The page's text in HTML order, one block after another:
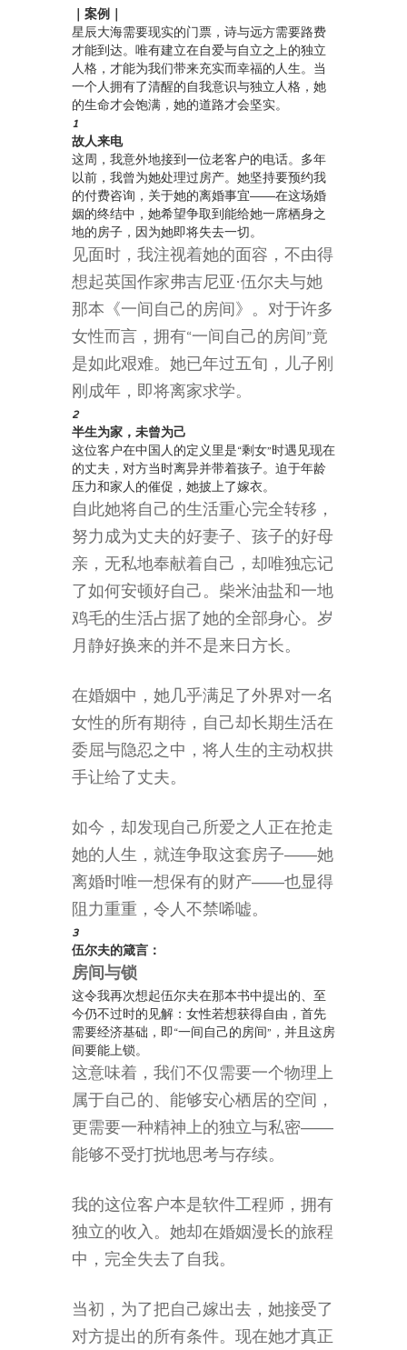
｜ 案例 ｜
星辰大海需要现实的门票，诗与远方需要路费
才能到达。唯有建立在自爱与自立之上的独立
人格，才能为我们带来充实而幸福的人生。当
一个人拥有了清醒的自我意识与独立人格，她
的生命才会饱满，她的道路才会坚实。
1
故人来电
这周，我意外地接到一位老客户的电话。多年
以前，我曾为她处理过房产。她坚持要预约我
的付费咨询，关于她的离婚事宜——在这场婚
姻的终结中，她希望争取到能给她一席栖身之
地的房子，因为她即将失去一切。
见面时，我注视着她的面容，不由得
想起英国作家弗吉尼亚·伍尔夫与她
那本《一间自己的房间》。对于许多
女性而言，拥有“一间自己的房间”竟
是如此艰难。她已年过五旬，儿子刚
刚成年，即将离家求学。
2
半生为家，未曾为己
这位客户在中国人的定义里是“剩女”时遇见现在
的丈夫，对方当时离异并带着孩子。迫于年龄
压力和家人的催促，她披上了嫁衣。
自此她将自己的生活重心完全转移，
努力成为丈夫的好妻子、孩子的好母
亲，无私地奉献着自己，却唯独忘记
了如何安顿好自己。柴米油盐和一地
鸡毛的生活占据了她的全部身心。岁
月静好换来的并不是来日方长。
在婚姻中，她几乎满足了外界对一名
女性的所有期待，自己却长期生活在
委屈与隐忍之中，将人生的主动权拱
手让给了丈夫。
如今，却发现自己所爱之人正在抢走
她的人生，就连争取这套房子——她
离婚时唯一想保有的财产——也显得
阻力重重，令人不禁唏嘘。
3
伍尔夫的箴言：
房间与锁
这令我再次想起伍尔夫在那本书中提出的、至
今仍不过时的见解：女性若想获得自由，首先
需要经济基础，即“一间自己的房间”，并且这房
间要能上锁。
这意味着，我们不仅需要一个物理上
属于自己的、能够安心栖居的空间，
更需要一种精神上的独立与私密——
能够不受打扰地思考与存续。
我的这位客户本是软件工程师，拥有
独立的收入。她却在婚姻漫长的旅程
中，完全失去了自我。
当初，为了把自己嫁出去，她接受了
对方提出的所有条件。现在她才真正